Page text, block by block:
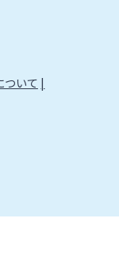
ついて